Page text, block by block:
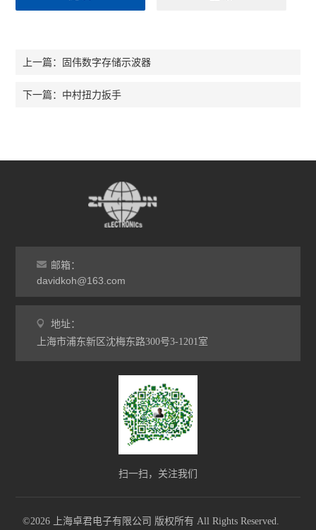
上一篇： 固伟数字存储示波器
下一篇： 中村扭力扳手
邮箱：
davidkoh@163.com
地址：
上海市浦东新区沈梅东路300号3-1201室
扫一扫，关注我们
©2026 上海卓君电子有限公司 版权所有 All Rights Reserved.